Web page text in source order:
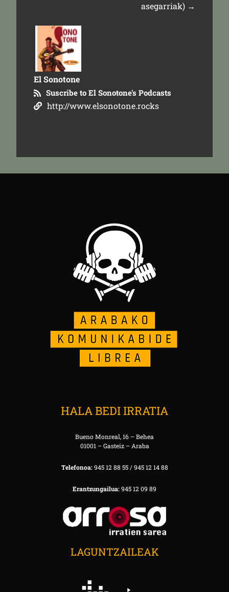
asegarriak) →
El Sonotone
Suscribe to El Sonotone's Podcasts
http://www.elsonotone.rocks
HALA BEDI IRRATIA
Bueno Monreal, 16 – Behea
01001 – Gasteiz – Araba
Telefonoa:945 12 88 55 / 945 12 14 88
Erantzungailua:945 12 09 89
LAGUNTZAILEAK